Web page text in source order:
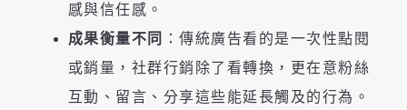
感與信任感。
成果衡量不同
：傳統廣告看的是一次性點閱
或銷量，社群行銷除了看轉換，更在意粉絲
互動、留言、分享這些能延長觸及的行為。